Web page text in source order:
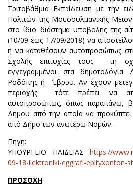
Τριτοβάθμια Εκπαίδευση με την
Πολιτών της Μουσουλμανικής
στο ίδιο διάστημα υποβολής της
(10/09 έως 17/09/2018) να
ή να καταθέσουν αυτοπροσώπως
Σχολής επιτυχίας τους τη
εγγεγραμμένοι στα
Ροδόπης ή Έβρου. Αν έχουν
περιοχής τότε πρέπει να
αυτοπροσώπως, όπως παραπάνω,
Δήμου από την οποία να προκύπτει
από Δήμο των ανωτέρω Νομών.
Πηγή:
ΥΠΟΥΡΓΕΙΟ ΠΑΙΔΕΙΑΣ https://
09-18-ilektroniki-eggrafi-epityxonton-
ΠΡΟΣΟΧΗ